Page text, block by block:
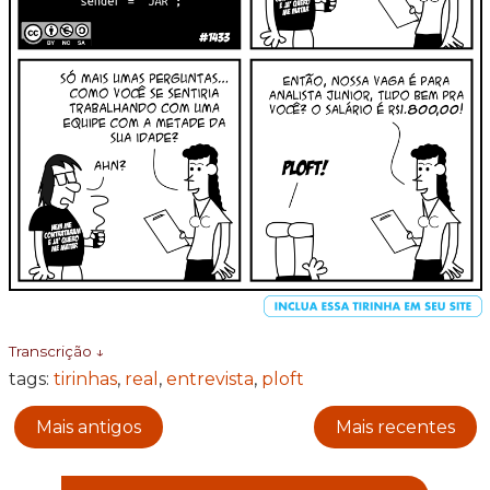
Transcrição ↓
tags: tirinhas, real , entrevista, ploft
Mais antigos Mais recentes